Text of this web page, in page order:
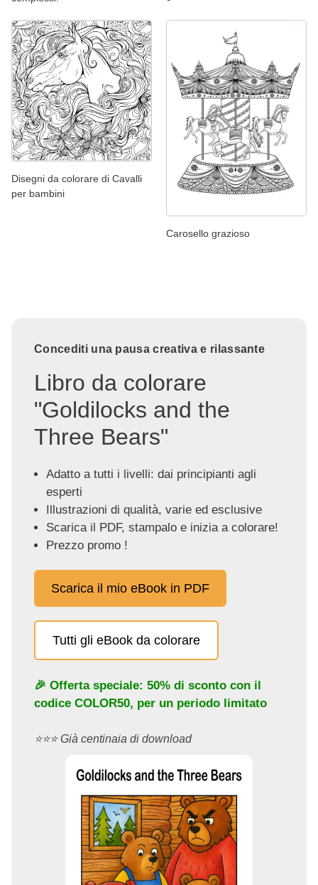
Disegni da colorare di Cavalli
per bambini
Carosello grazioso
Concediti una pausa creativa e rilassante
Libro da colorare
"Goldilocks and the
Three Bears"
Adatto a tutti i livelli: dai principianti agli
esperti
Illustrazioni di qualità, varie ed esclusive
Scarica il PDF, stampalo e inizia a colorare!
Prezzo promo !
Scarica il mio eBook in PDF
Tutti gli eBook da colorare
🎉 Offerta speciale: 50% di sconto con il
codice COLOR50, per un periodo limitato
⭐️⭐️⭐️ Già centinaia di download